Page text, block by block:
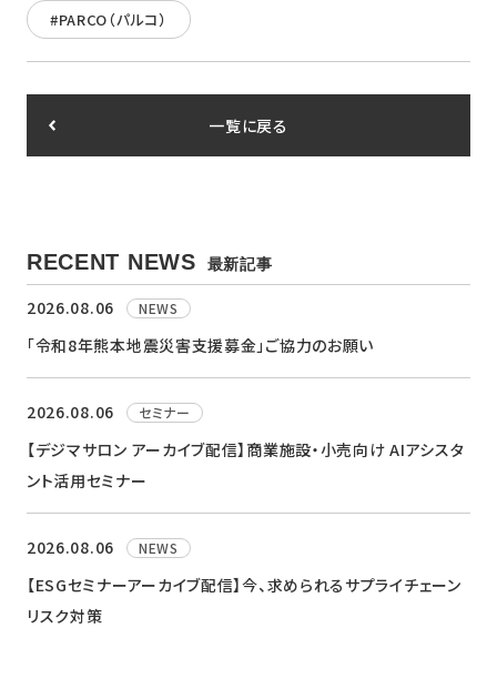
#PARCO（パルコ）
一覧に戻る
RECENT NEWS 最新記事
2026.08.06 NEWS
「令和8年熊本地震災害支援募金」ご協力のお願い
2026.08.06 セミナー
【デジマサロン アーカイブ配信】商業施設・小売向け AIアシスタ
ント活用セミナー
2026.08.06 NEWS
【ESGセミナーアーカイブ配信】今、求められるサプライチェーン
リスク対策